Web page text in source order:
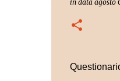
in data agosto